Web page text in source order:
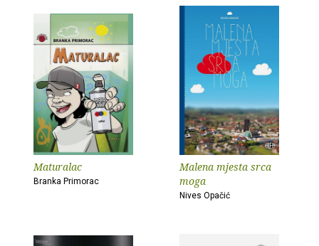
Maturalac
Branka Primorac
Malena mjesta srca
moga
Nives Opačić